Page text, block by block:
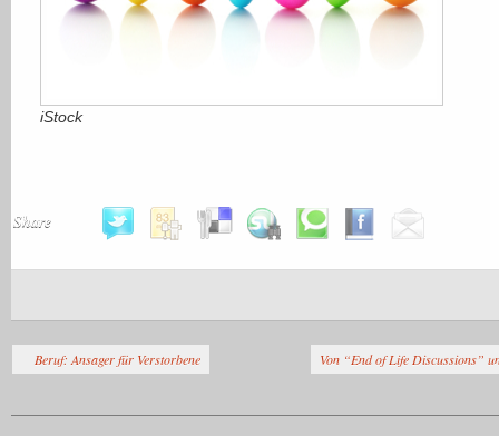
iStock
Share
Beruf: Ansager für Verstorbene Von “End of Life Discussions”